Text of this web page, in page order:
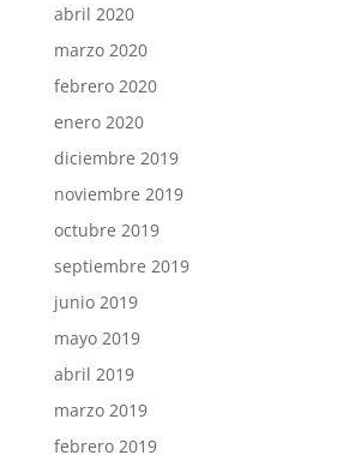
abril 2020
marzo 2020
febrero 2020
enero 2020
diciembre 2019
noviembre 2019
octubre 2019
septiembre 2019
junio 2019
mayo 2019
abril 2019
marzo 2019
febrero 2019